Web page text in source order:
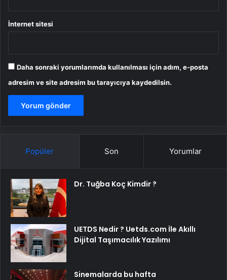
İnternet sitesi
Daha sonraki yorumlarımda kullanılması için adım, e-posta
adresim ve site adresim bu tarayıcıya kaydedilsin.
Popüler Son Yorumlar
Dr. Tuğba Koç Kimdir ?
UETDS Nedir ? Uetds.com İle Akıllı
Dijital Taşımacılık Yazılımı
Sinemalarda bu hafta